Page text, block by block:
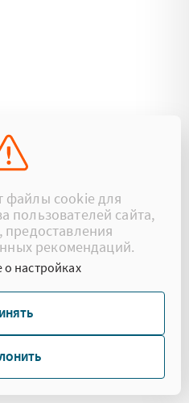
файлы cookie для
пользователей сайта,
предоставления
рекомендаций.
настройках